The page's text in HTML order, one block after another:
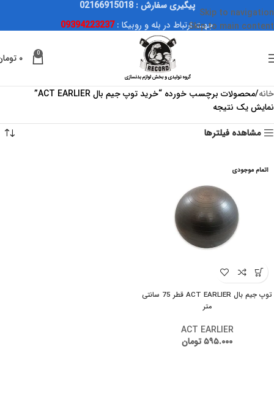
Skip to navigation
Skip to main content
پیگیری سفارش : 02166915018
جهت ارتباط در بله و روبیکا :09394223237
0 ۰
خانه محصولات برچسب خورده “خرید توپ جیم بال ACT EARLIER”
نمایش یک نتیجه
مشاهده فیلترها
اتمام موجودی
توپ جیم بال ACT EARLIER قطر 75 سانتی
متر
ACT EARLIER
۵۹۵.۰۰۰تومان